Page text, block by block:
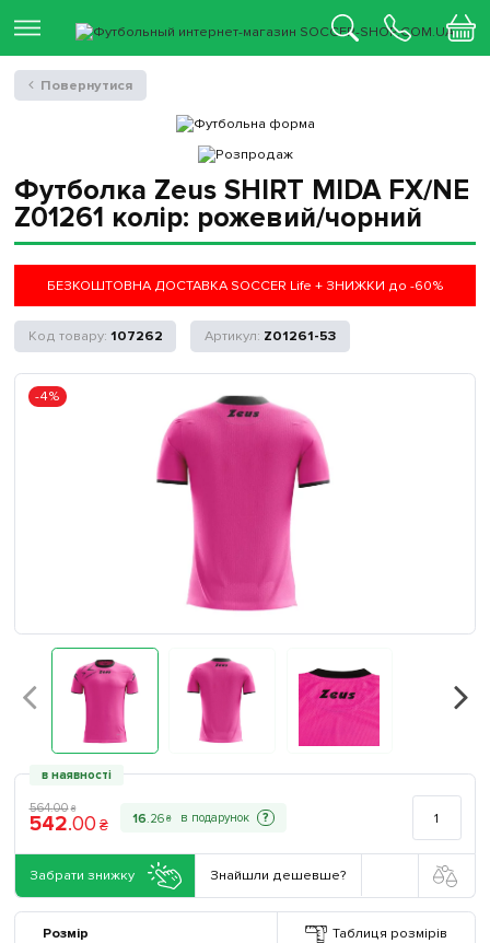
Футболка Zeus SHIRT MIDA FX/NE
Z01261 колір: рожевий/чорний
БЕЗКОШТОВНА ДОСТАВКА SOCCER Life + ЗНИЖКИ до -60%
107262 Z01261-53
-4%
в наявності
564.00 ₴
542.00 ₴ 16.26 ₴ ?
Забрати знижку Знайшли дешевше?
Розмір Таблиця розмірів
Повернутися